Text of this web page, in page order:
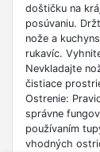
doštičku na
posúvaniu.
nože a
rukavíc.
Nevkladajte
čistiace
Ostrenie:
správne
používaním
vhodných